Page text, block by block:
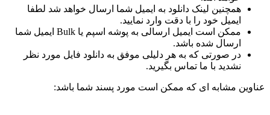
همچنین لینک دانلود به ایمیل شما ارسال خواهد شد لطفا
ایمیل خود را با دقت وارد نمایید.
ممکن است ایمیل ارسالی به پوشه اسپم یا Bulk ایمیل شما
ارسال شده باشد.
در صورتی که به هر دلیلی موفق به دانلود فایل مورد نظر
نشدید با ما تماس بگیرید.
عناوین مشابه ای که ممکن است مورد پسند شما باشد: